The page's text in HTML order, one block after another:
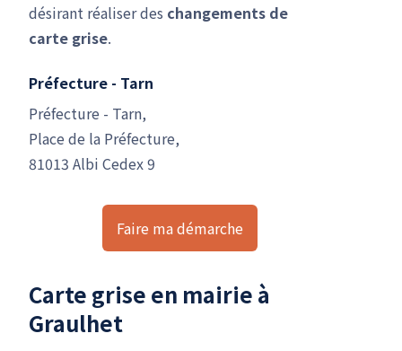
désirant réaliser des changements de
carte grise.
Préfecture - Tarn
Préfecture - Tarn,
Place de la Préfecture,
81013 Albi Cedex 9
Faire ma démarche
Carte grise en mairie à
Graulhet